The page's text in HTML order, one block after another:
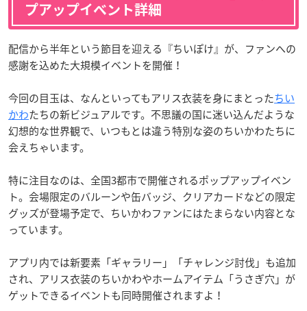
プアップイベント詳細
配信から半年という節目を迎える『ちいぽけ』が、ファンへの
感謝を込めた大規模イベントを開催！
今回の目玉は、なんといってもアリス衣装を身にまとったちい
かわたちの新ビジュアルです。不思議の国に迷い込んだような
幻想的な世界観で、いつもとは違う特別な姿のちいかわたちに
会えちゃいます。
特に注目なのは、全国3都市で開催されるポップアップイベン
ト。会場限定のバルーンや缶バッジ、クリアカードなどの限定
グッズが登場予定で、ちいかわファンにはたまらない内容とな
っています。
アプリ内では新要素「ギャラリー」「チャレンジ討伐」も追加
され、アリス衣装のちいかわやホームアイテム「うさぎ穴」が
ゲットできるイベントも同時開催されますよ！